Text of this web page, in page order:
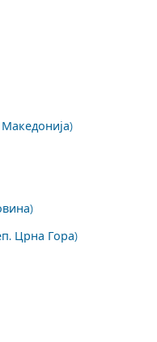
Црна Гора)